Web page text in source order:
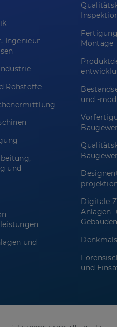
Ingenieur-
Rohstoffe
und
und
Montage
und -
Digitale
Anlagen-
und